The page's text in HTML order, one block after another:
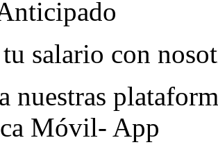
tu salario con
nuestras
Móvil- App